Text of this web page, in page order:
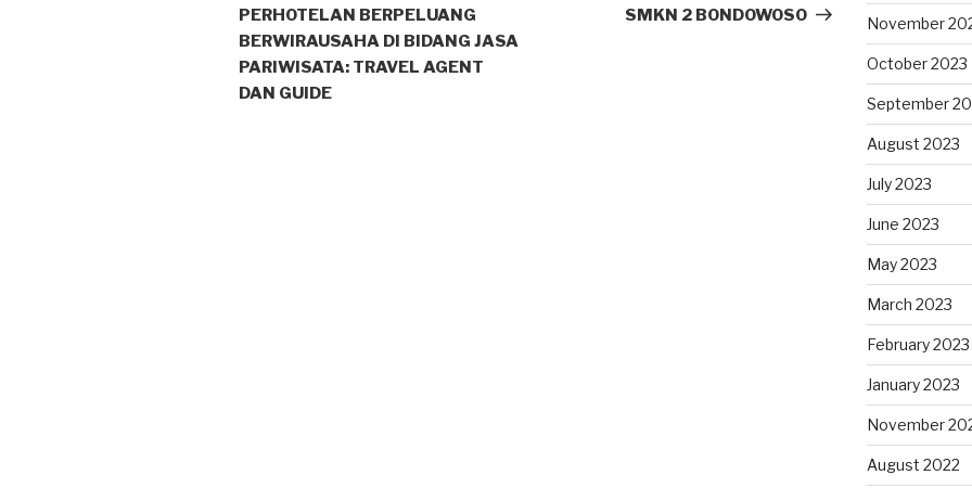
PERHOTELAN BERPELUANG
BERWIRAUSAHA DI BIDANG JASA
PARIWISATA: TRAVEL AGENT
DAN GUIDE
SMKN 2 BONDOWOSO
November
October 2023
September
August 2023
July 2023
June 2023
May 2023
March 2023
February 2023
January 2023
November
August 2022